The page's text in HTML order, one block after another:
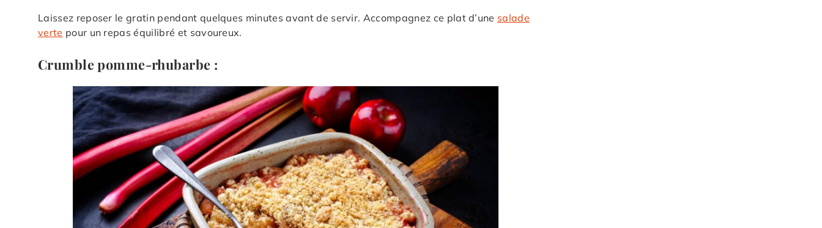
Laissez reposer le gratin pendant quelques minutes avant de servir. Accompagnez ce plat d’une salade
verte pour un repas équilibré et savoureux.
Crumble pomme-rhubarbe :